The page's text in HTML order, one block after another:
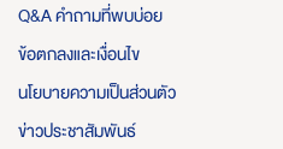
Q&A คำถามที่พบบ่อย
ข้อตกลงและเงื่อนไข
นโยบายความเป็นส่วนตัว
ข่าวประชาสัมพันธ์